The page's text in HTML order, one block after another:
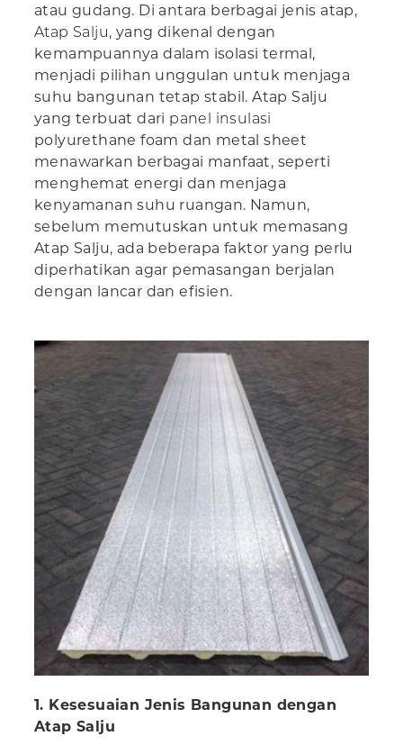
atau gudang. Di antara berbagai jenis atap,
Atap Salju, yang dikenal dengan
kemampuannya dalam isolasi termal,
menjadi pilihan unggulan untuk menjaga
suhu bangunan tetap stabil. Atap Salju
yang terbuat dari panel insulasi
polyurethane foam dan metal sheet
menawarkan berbagai manfaat, seperti
menghemat energi dan menjaga
kenyamanan suhu ruangan. Namun,
sebelum memutuskan untuk memasang
Atap Salju, ada beberapa faktor yang perlu
diperhatikan agar pemasangan berjalan
dengan lancar dan efisien.
1. Kesesuaian Jenis Bangunan dengan
Atap Salju